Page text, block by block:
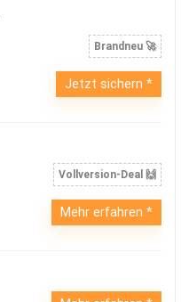
Brandneu 🚀
Jetzt sichern
Vollversion-Deal 🙌
Mehr erfahren